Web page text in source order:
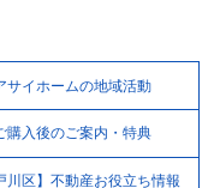
サイホームの地域活動
購入後のご案内・特典
川区】不動産お役立ち情報